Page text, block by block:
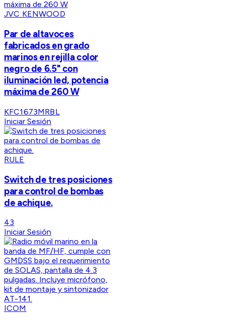
JVC KENWOOD
Par de altavoces
fabricados en grado
marinos en rejilla color
negro de 6.5" con
iluminación led, potencia
máxima de 260 W
KFC1673MRBL
Iniciar Sesión
RULE
Switch de tres posiciones
para control de bombas
de achique.
43
Iniciar Sesión
ICOM